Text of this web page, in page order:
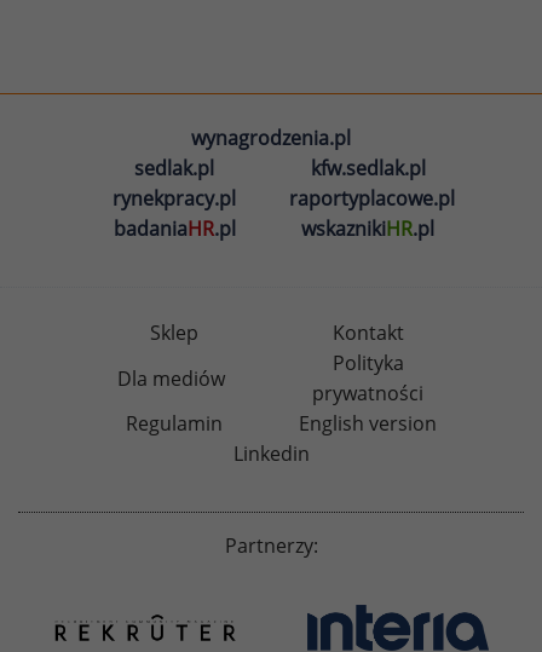
wynagrodzenia.pl
sedlak.pl
kfw.sedlak.pl
rynekpracy.pl
raportyplacowe.pl
badaniaHR.pl wskaznikiHR.pl
Sklep
Kontakt
Dla mediów
Polityka
prywatności
Regulamin
English version
Linkedin
Partnerzy: